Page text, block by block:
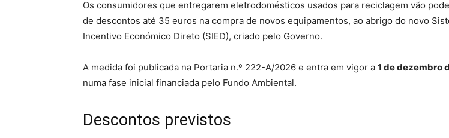
Os consumidores que entregarem eletrodomésticos usados para reciclagem vão
de descontos até 35 euros na compra de novos equipamentos, ao abrigo do novo
Incentivo Económico Direto (SIED), criado pelo Governo.
A medida foi publicada na Portaria n.º 222-A/2026 e entra em vigor a 1 de dezembro
numa fase inicial financiada pelo Fundo Ambiental.
Descontos previstos